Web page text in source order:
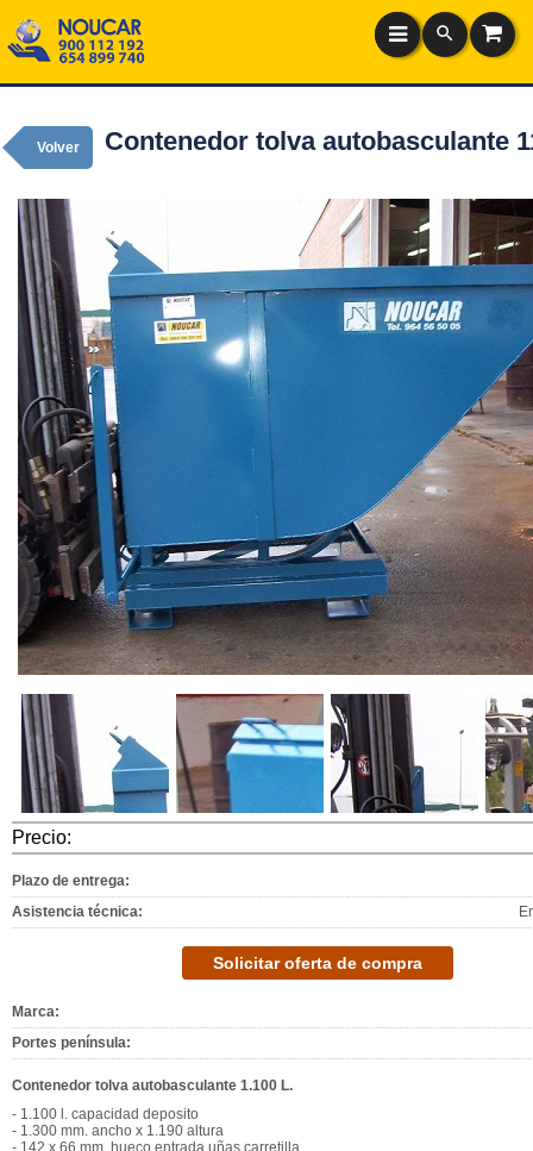
Volver Contenedor tolva autobasculante
Precio:
Plazo de entrega:
Asistencia técnica:
Solicitar oferta de compra
Marca:
Portes península:
Contenedor tolva autobasculante 1.100 L.
- 1.100 l. capacidad deposito
- 1.300 mm. ancho x 1.190 altura
- 142 x 66 mm. hueco entrada uñas carretilla